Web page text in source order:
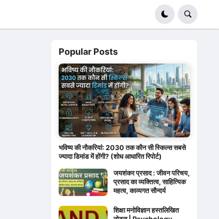
Popular Posts
भविष्य की नौकरियां: 2030 तक कौन सी स्किल्स सबसे
ज्यादा डिमांड में होंगी? (शोध आधारित रिपोर्ट)
जयशंकर प्रसाद : जीवन परिचय,
प्रसाद का व्यक्तित्व, साहित्यिक
महत्व, काव्यगत सौन्दर्य
शिक्षा मनोविज्ञान हस्तलिखित